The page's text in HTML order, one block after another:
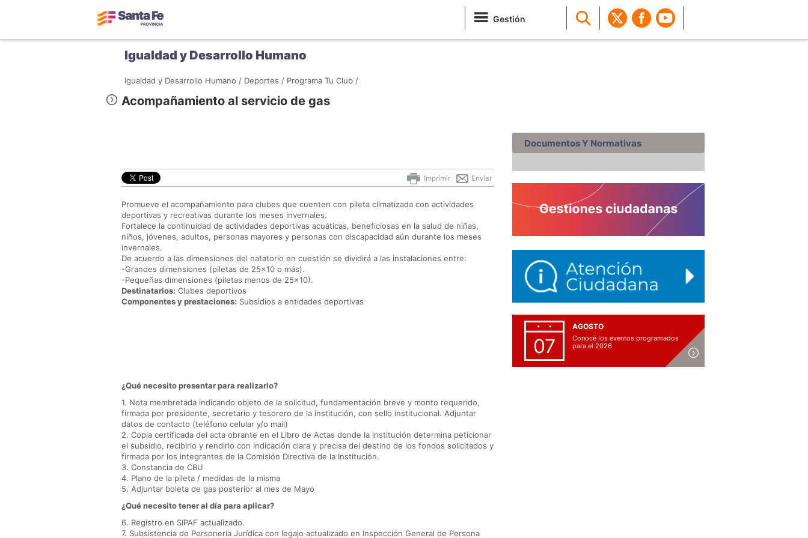
Gestión
Igualdad y Desarrollo Humano
Igualdad y Desarrollo Humano / Deportes / Programa Tu Club /
Acompañamiento al servicio de gas
Enviar
Imprimir
Promueve el acompañamiento para clubes que cuenten con pileta climatizada con actividades
deportivas y recreativas durante los meses invernales.
Fortalece la continuidad de actividades deportivas acuáticas, beneficiosas en la salud de niñas,
niños, jóvenes, adultos, personas mayores y personas con discapacidad aún durante los meses
invernales.
De acuerdo a las dimensiones del natatorio en cuestión se dividirá a las instalaciones entre:
-Grandes dimensiones (piletas de 25x10 o más).
-Pequeñas dimensiones (piletas menos de 25x10).
Destinatarios: Clubes deportivos
Componentes y prestaciones: Subsidios a entidades deportivas
¿Qué necesito presentar para realizarlo?
1. Nota membretada indicando objeto de la solicitud, fundamentación breve y monto requerido,
firmada por presidente, secretario y tesorero de la institución, con sello institucional. Adjuntar
datos de contacto (teléfono celular y/o mail)
2. Copia certificada del acta obrante en el Libro de Actas donde la institución determina peticionar
el subsidio, recibirlo y rendirlo con indicación clara y precisa del destino de los fondos solicitados y
firmada por los integrantes de la Comisión Directiva de la Institución.
3. Constancia de CBU
4. Plano de la pileta / medidas de la misma
5. Adjuntar boleta de gas posterior al mes de Mayo
¿Qué necesito tener al día para aplicar?
6. Registro en SIPAF actualizado.
7. Subsistencia de Personería Jurídica con legajo actualizado en Inspección General de Persona
Documentos Y Normativas
07
AGOSTO
Conocé los eventos programados
para el 2026